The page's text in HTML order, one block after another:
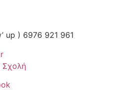
up ) 6976 921 961
Σχολή